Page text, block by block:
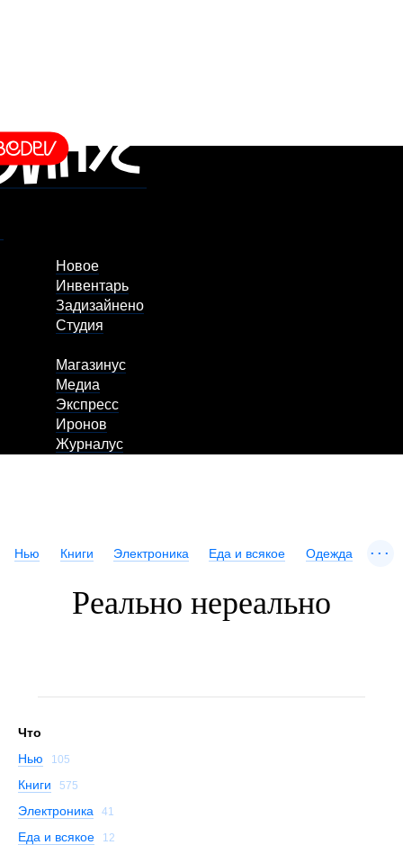
Новое
Инвентарь
Задизайнено
Студия
Магазинус
Медиа
Экспресс
Иронов
Журналус
Нью Книги Электроника Еда и всякое Одежда ...
Реально нереально
Что
Нью
105
Книги 575
Электроника 41
Еда и всякое 12